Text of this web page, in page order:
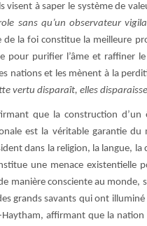
visent à saper le système de
sans qu’un observateur
de la foi constitue la meilleure
pour purifier l’âme et raffiner
nations et les mènent à la
vertu disparaît, elles
que la construction
est la véritable garantie
dans la religion, la langue,
une menace existentielle
manière consciente au monde,
grands savants qui ont
affirmant que la